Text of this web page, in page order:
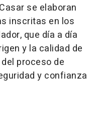
se elaboran
inscritas en los
que día a día
y la calidad de
proceso de
y confianza